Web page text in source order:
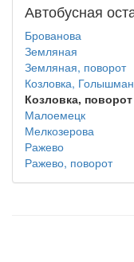
Автобусная
Брованова
Земляная
Земляная, поворот
Козловка,
Козловка, поворот
Малоемецк
Мелкозерова
Ражево
Ражево, поворот